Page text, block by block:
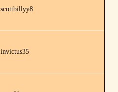
scottbillyy8
invictus35